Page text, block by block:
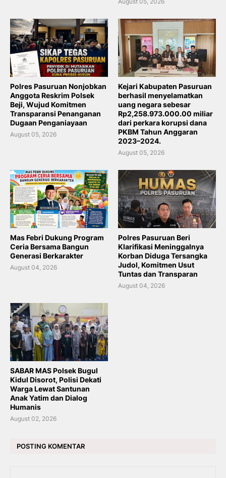
Polres Pasuruan Nonjobkan
Anggota Reskrim Polsek
Beji, Wujud Komitmen
Transparansi Penanganan
Dugaan Penganiayaan
August 05, 2026
Kejari Kabupaten Pasuruan
berhasil menyelamatkan
uang negara sebesar
Rp2,258.973.000.00 miliar
dari perkara korupsi dana
PKBM Tahun Anggaran
2023–2024.
August 05, 2026
Mas Febri Dukung Program
Ceria Bersama Bangun
Generasi Berkarakter
August 04, 2026
Polres Pasuruan Beri
Klarifikasi Meninggalnya
Korban Diduga Tersangka
Judol, Komitmen Usut
Tuntas dan Transparan
August 04, 2026
SABAR MAS Polsek Bugul
Kidul Disorot, Polisi Dekati
Warga Lewat Santunan
Anak Yatim dan Dialog
Humanis
August 02, 2026
POSTING KOMENTAR